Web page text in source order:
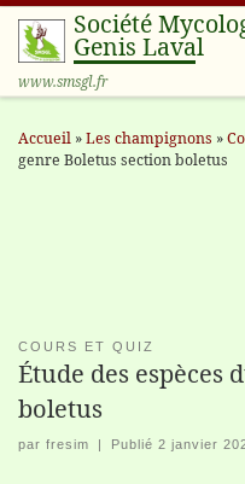
Passer au contenu
Société
Genis Laval
www.smsgl.fr
Accueil »Les champignons »
genre Boletus section boletus
COURS ET QUIZ
Étude des espèces
boletus
par fresim | Publié 2 janvier